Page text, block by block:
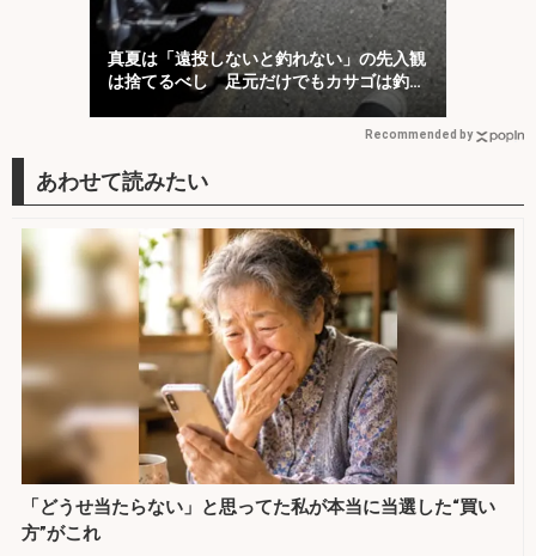
真夏は「遠投しないと釣れない」の先入観
は捨てるべし 足元だけでもカサゴは釣れ
Recommended by
「どうせ当たらない」と思ってた私が本当に当選した“買い
方”がこれ